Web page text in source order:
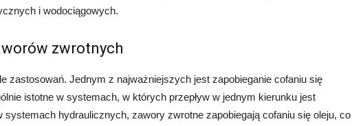
i wodociągowych.
zwrotnych
zastosowań. Jednym z najważniejszych jest zapobieganie cofaniu się
istotne w systemach, w których przepływ w jednym kierunku jest
systemach hydraulicznych, zawory zwrotne zapobiegają cofaniu się oleju, co